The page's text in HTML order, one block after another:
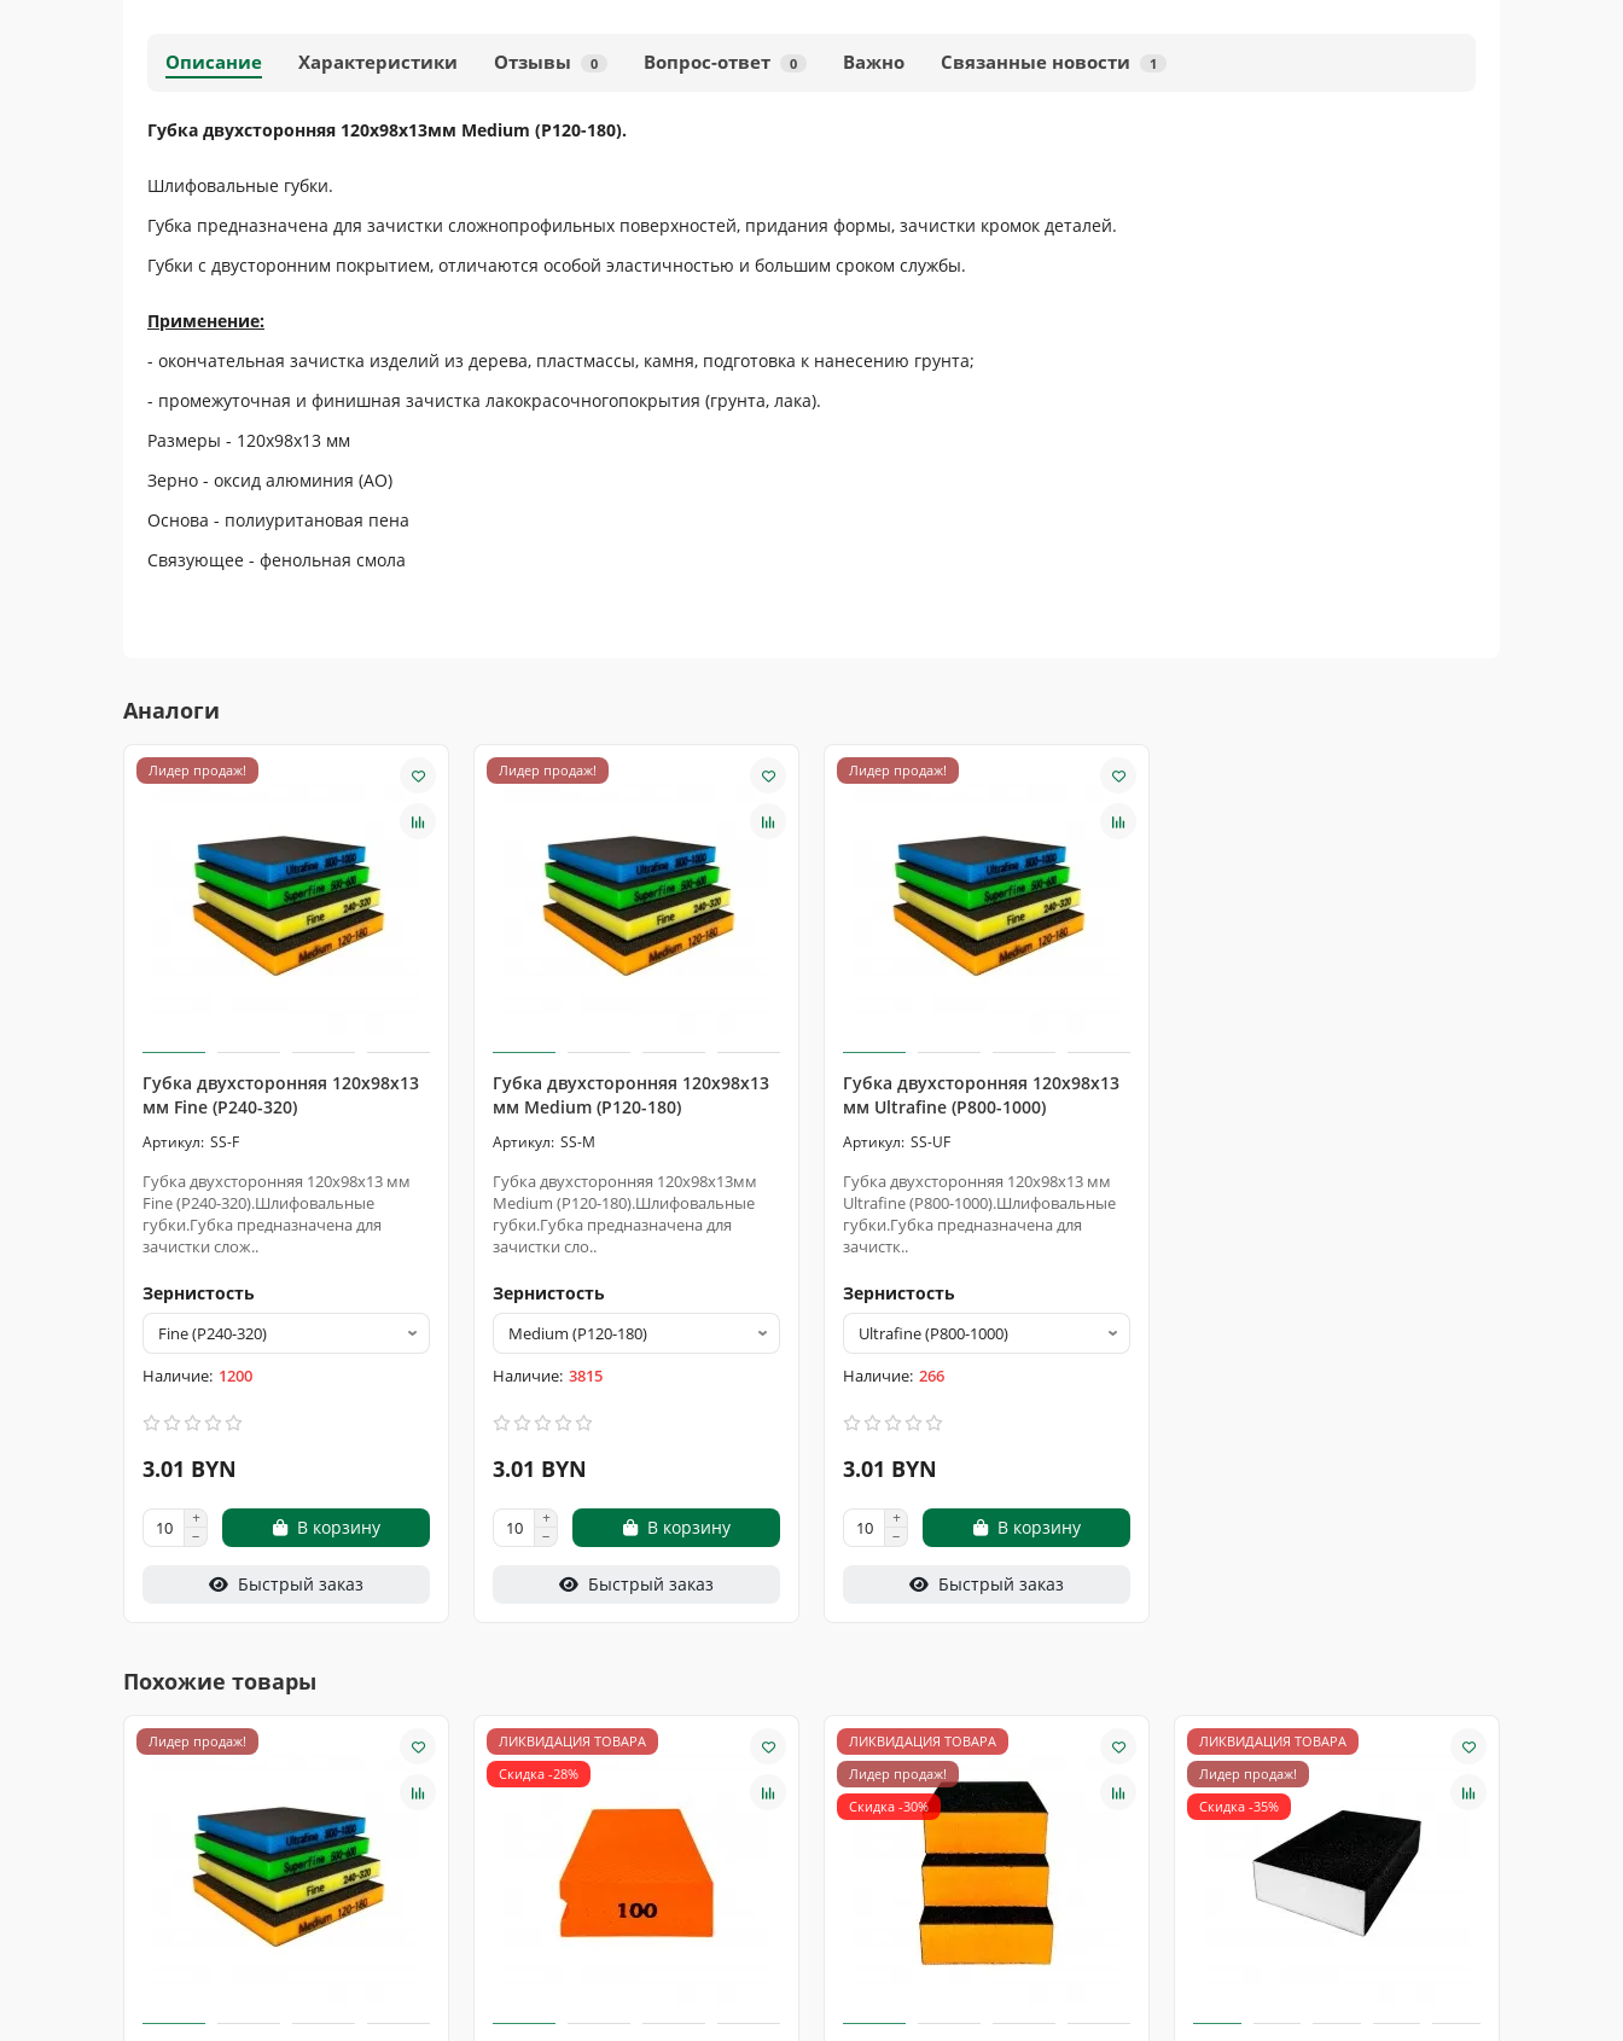
Описание Характеристики Отзывы 0 Вопрос-ответ 0 Важно Связанные новости 1
Губка двухсторонняя 120х98х13мм Medium (P120-180).
Шлифовальные губки.
Губка предназначена для зачистки сложнопрофильных поверхностей, придания формы, зачистки кромок деталей.
Губки с двусторонним покрытием, отличаются особой эластичностью и большим сроком службы.
Применение:
- окончательная зачистка изделий из дерева, пластмассы, камня, подготовка к нанесению грунта;
- промежуточная и финишная зачистка лакокрасочногопокрытия (грунта, лака).
Размеры - 120х98х13 мм
Зерно - оксид алюминия (AO)
Основа - полиуритановая пена
Связующее - фенольная смола
Аналоги
Лидер продаж!
Губка двухсторонняя 120х98х13
мм Fine (P240-320)
SS-F
Губка двухсторонняя 120х98х13 мм
Fine (P240-320).Шлифовальные
губки.Губка предназначена для
зачистки слож..
Зернистость
1200
3.01 BYN
В корзину
Быстрый заказ
Лидер продаж!
Губка двухсторонняя 120х98х13
мм Medium (P120-180)
SS-M
Губка двухсторонняя 120х98х13мм
Medium (P120-180).Шлифовальные
губки.Губка предназначена для
зачистки сло..
Зернистость
3815
3.01 BYN
В корзину
Быстрый заказ
Лидер продаж!
Губка двухсторонняя 120х98х13
мм Ultrafine (P800-1000)
SS-UF
Губка двухсторонняя 120х98х13 мм
Ultrafine (P800-1000).Шлифовальные
губки.Губка предназначена для
зачистк..
Зернистость
266
3.01 BYN
В корзину
Быстрый заказ
Похожие товары
Лидер продаж!
ЛИКВИДАЦИЯ ТОВАРА
Скидка -28%
ЛИКВИДАЦИЯ ТОВАРА
Лидер продаж!
Скидка -30%
ЛИКВИДАЦИЯ ТОВАРА
Лидер продаж!
Скидка -35%